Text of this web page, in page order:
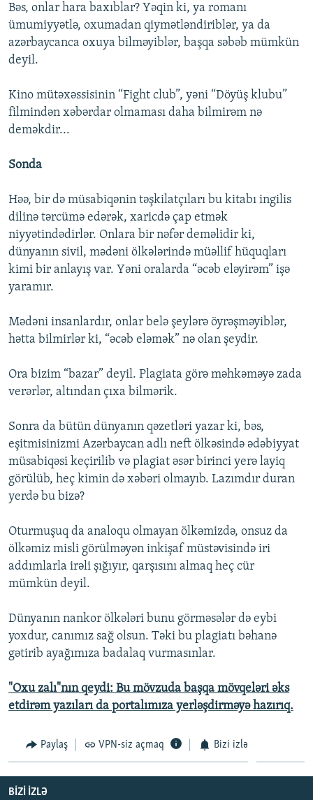
Bəs, onlar hara baxıblar? Yəqin ki, ya romanı
ümumiyyətlə, oxumadan qiymətləndiriblər, ya da
azərbaycanca oxuya bilməyiblər, başqa səbəb mümkün
deyil.
Kino mütəxəssisinin “Fight club”, yəni “Döyüş klubu”
filmindən xəbərdar olmaması daha bilmirəm nə
deməkdir...
Sonda
Həə, bir də müsabiqənin təşkilatçıları bu kitabı ingilis
dilinə tərcümə edərək, xaricdə çap etmək
niyyətindədirlər. Onlara bir nəfər deməlidir ki,
dünyanın sivil, mədəni ölkələrində müəllif hüquqları
kimi bir anlayış var. Yəni oralarda “əcəb eləyirəm” işə
yaramır.
Mədəni insanlardır, onlar belə şeylərə öyrəşməyiblər,
hətta bilmirlər ki, “əcəb eləmək” nə olan şeydir.
Ora bizim “bazar” deyil. Plagiata görə məhkəməyə zada
verərlər, altından çıxa bilmərik.
Sonra da bütün dünyanın qəzetləri yazar ki, bəs,
eşitmisinizmi Azərbaycan adlı neft ölkəsində ədəbiyyat
müsabiqəsi keçirilib və plagiat əsər birinci yerə layiq
görülüb, heç kimin də xəbəri olmayıb. Lazımdır duran
yerdə bu bizə?
Oturmuşuq da analoqu olmayan ölkəmizdə, onsuz da
ölkəmiz misli görülməyən inkişaf müstəvisində iri
addımlarla irəli şığıyır, qarşısını almaq heç cür
mümkün deyil.
Dünyanın nankor ölkələri bunu görməsələr də eybi
yoxdur, canımız sağ olsun. Təki bu plagiatı bəhanə
gətirib ayağımıza badalaq vurmasınlar.
"Oxu zalı"nın qeydi: Bu mövzuda başqa mövqeləri əks
etdirəm yazıları da portalımıza yerləşdirməyə hazırıq.
Paylaş VPN-siz açmaq Bizi izlə
BIZI IZLƏ